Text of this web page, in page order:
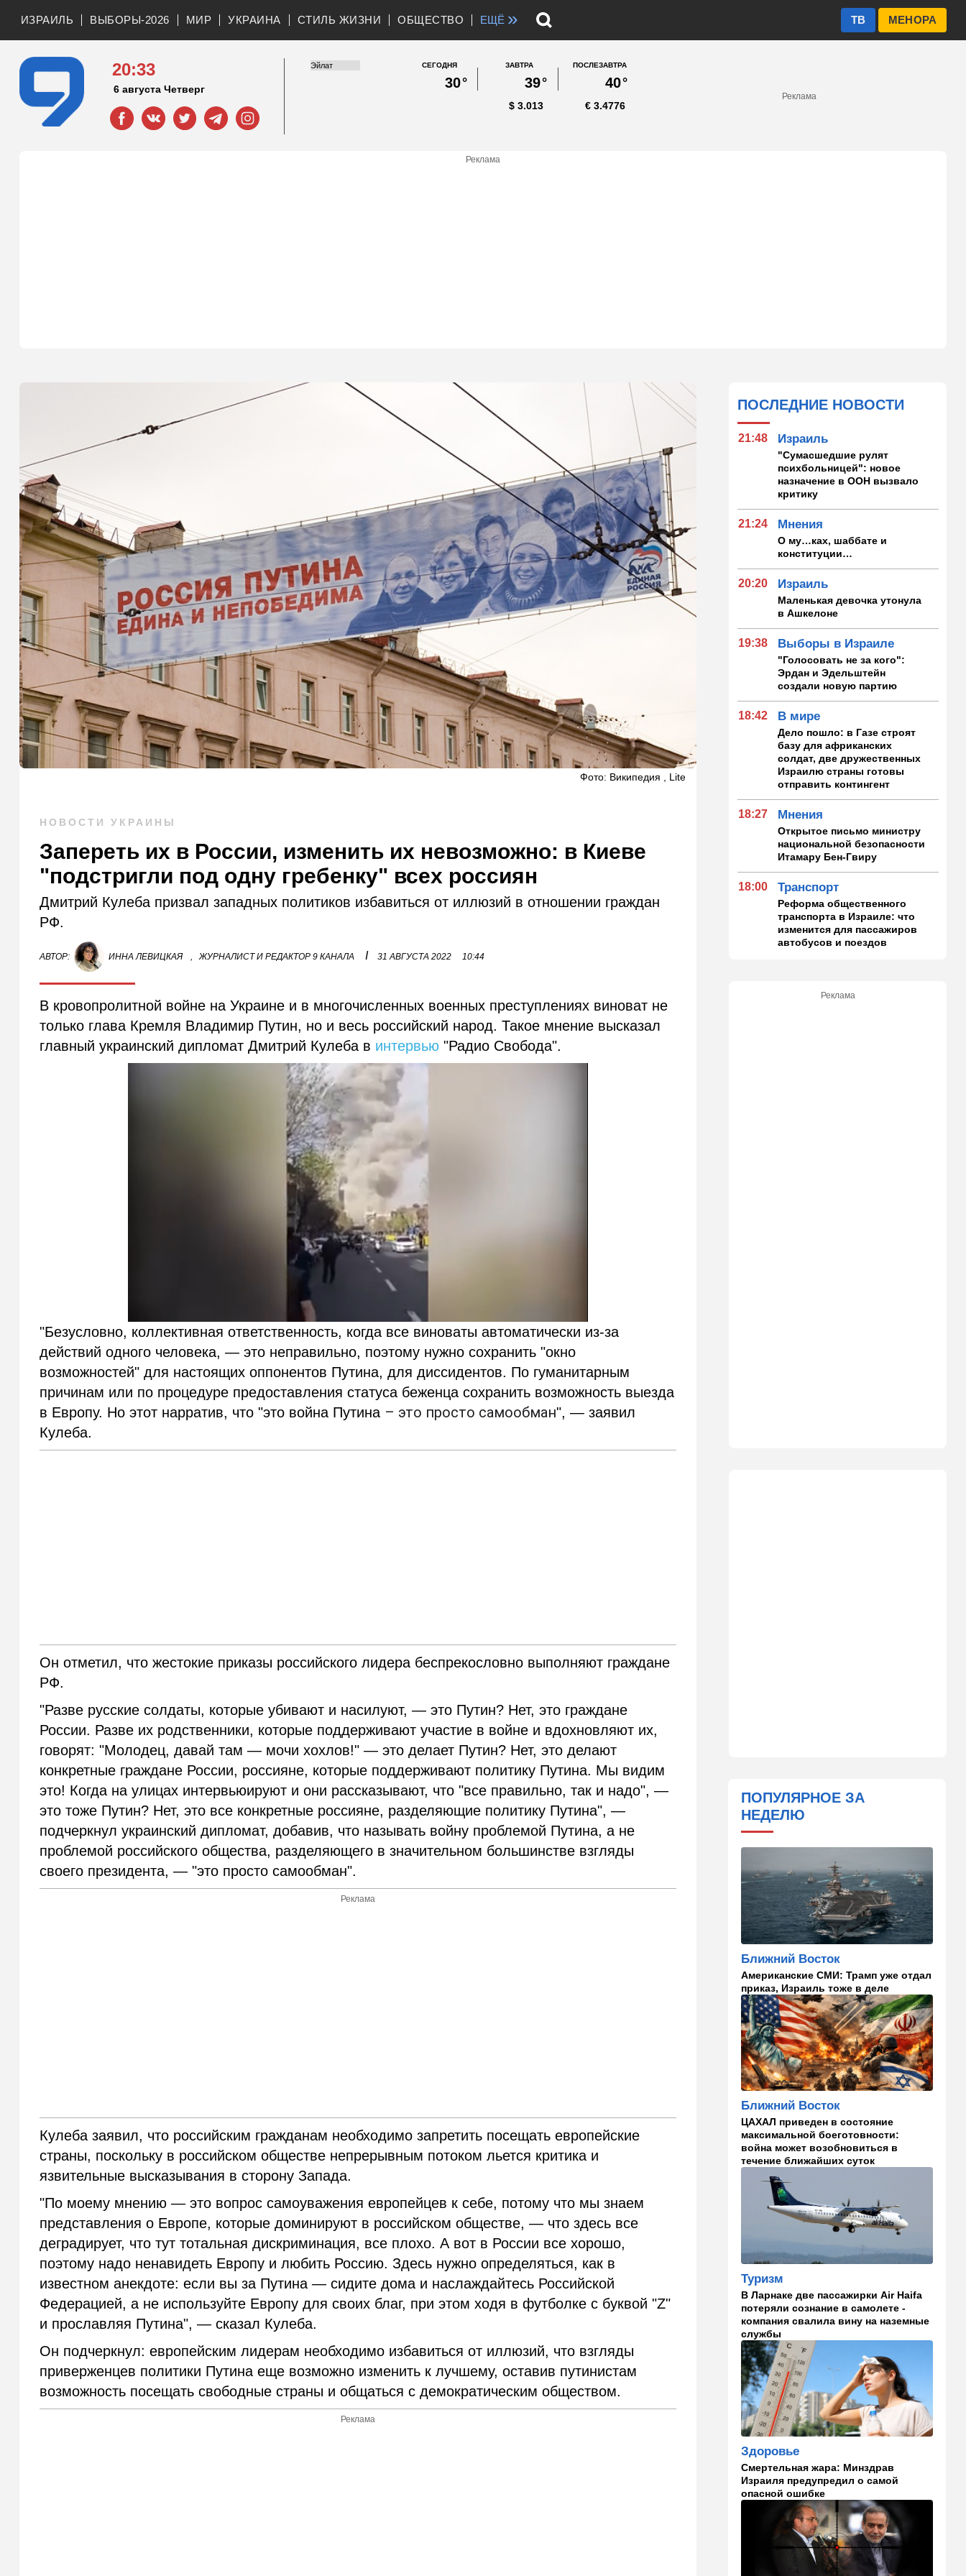
ИЗРАИЛЬ ВЫБОРЫ-2026 МИР УКРАИНА СТИЛЬ ЖИЗНИ ОБЩЕСТВО ЕЩЁ » МЕНОРА
ТВ
20:33
6 августа Четверг
СЕГОДНЯ
30°
ЗАВТРА
39°
ПОСЛЕЗАВТРА
40°
3.013
$ 3.4776
€
Реклама
Реклама
Фото: Википедия , Lite
НОВОСТИ УКРАИНЫ
Запереть их в России, изменить их невозможно: в Киеве
"подстригли под одну гребенку" всех россиян
Дмитрий Кулеба призвал западных политиков избавиться от иллюзий в отношении граждан
РФ.
АВТОР: ИННА ЛЕВИЦКАЯ , ЖУРНАЛИСТ И РЕДАКТОР 9 КАНАЛА I 31 АВГУСТА 2022 10:44
В кровопролитной войне на Украине и в многочисленных военных преступлениях виноват не
только глава Кремля Владимир Путин, но и весь российский народ. Такое мнение высказал
главный украинский дипломат Дмитрий Кулеба в интервью "Радио Свобода".
"Безусловно, коллективная ответственность, когда все виноваты автоматически из-за
действий одного человека, — это неправильно, поэтому нужно сохранить "окно
возможностей" для настоящих оппонентов Путина, для диссидентов. По гуманитарным
причинам или по процедуре предоставления статуса беженца сохранить возможность выезда
в Европу. Но этот нарратив, что "это война Путина – это просто самообман", — заявил
Кулеба.
Он отметил, что жестокие приказы российского лидера беспрекословно выполняют граждане
РФ.
"Разве русские солдаты, которые убивают и насилуют, — это Путин? Нет, это граждане
России. Разве их родственники, которые поддерживают участие в войне и вдохновляют их,
говорят: "Молодец, давай там — мочи хохлов!" — это делает Путин? Нет, это делают
конкретные граждане России, россияне, которые поддерживают политику Путина. Мы видим
это! Когда на улицах интервьюируют и они рассказывают, что "все правильно, так и надо", —
это тоже Путин? Нет, это все конкретные россияне, разделяющие политику Путина", —
подчеркнул украинский дипломат, добавив, что называть войну проблемой Путина, а не
проблемой российского общества, разделяющего в значительном большинстве взгляды
своего президента, — "это просто самообман".
Реклама
Кулеба заявил, что российским гражданам необходимо запретить посещать европейские
страны, поскольку в российском обществе непрерывным потоком льется критика и
язвительные высказывания в сторону Запада.
"По моему мнению — это вопрос самоуважения европейцев к себе, потому что мы знаем
представления о Европе, которые доминируют в российском обществе, — что здесь все
деградирует, что тут тотальная дискриминация, все плохо. А вот в России все хорошо,
поэтому надо ненавидеть Европу и любить Россию. Здесь нужно определяться, как в
известном анекдоте: если вы за Путина — сидите дома и наслаждайтесь Российской
Федерацией, а не используйте Европу для своих благ, при этом ходя в футболке с буквой "Z"
и прославляя Путина", — сказал Кулеба.
Он подчеркнул: европейским лидерам необходимо избавиться от иллюзий, что взгляды
приверженцев политики Путина еще возможно изменить к лучшему, оставив путинистам
возможность посещать свободные страны и общаться с демократическим обществом.
Реклама
ПОСЛЕДНИЕ НОВОСТИ
21:48 Израиль
"Сумасшедшие рулят
психбольницей": новое
назначение в ООН вызвало
критику
21:24 Мнения
О му…ках, шаббате и
конституции…
20:20 Израиль
Маленькая девочка утонула
в Ашкелоне
19:38 Выборы в Израиле
"Голосовать не за кого":
Эрдан и Эдельштейн
создали новую партию
18:42 В мире
Дело пошло: в Газе строят
базу для африканских
солдат, две дружественных
Израилю страны готовы
отправить контингент
18:27 Мнения
Открытое письмо министру
национальной безопасности
Итамару Бен-Гвиру
18:00 Транспорт
Реформа общественного
транспорта в Израиле: что
изменится для пассажиров
автобусов и поездов
пенсионер скончался из-за
Бен-Гурион после войны:
новые правила,
безопасность и советы
Здоровье
Какие продукты помогают
легче переносить стресс:
что выяснили ученые
13:47 Ближний Восток
к опасной черте в
отношениях с Израилем:
провокационное заявление
13:45 В мире
Помидоры научились
предупреждать соседей об
опасном вирусе
13:22 Стиль жизни
Что действительно помогает
пережить израильскую
жару, а что является мифом.
Разбираемся
Израиль
США суют Израилю палки в
колеса после гибели
военных в Ливане
12:46 Спорт
Иранский режим получил
удар по самолюбию -
публично, от женщин, из
Австралии
11:49 Общество
11 лет в бегах: в Бен-
Гурионе арестован педофил,
орудовавший в Хайфе,
Крайот и Кирьят-Шмоне
11:35 Израиль
США и Израиль могут
перейти к беспрецедентному
оборонному партнерству
11:03 Общество
Найдено сильно
разложившееся тело:
поиски 23-летнего парня
приняли трагический оборот
Реклама
ПОПУЛЯРНОЕ ЗА
НЕДЕЛЮ
Ближний Восток
Американские СМИ: Трамп уже отдал
приказ, Израиль тоже в деле
Ближний Восток
ЦАХАЛ приведен в состояние
максимальной боеготовности:
война может возобновиться в
течение ближайших суток
Туризм
В Ларнаке две пассажирки Air Haifa
потеряли сознание в самолете -
компания свалила вину на наземные
службы
Здоровье
Смертельная жара: Минздрав
Израиля предупредил о самой
опасной ошибке